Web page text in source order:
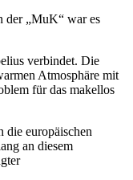
der „MuK“ war es
verbindet. Die
Atmosphäre mit
für das makellos
die europäischen
an diesem